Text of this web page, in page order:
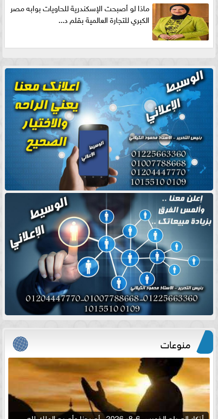
ماذا لو أصبحت الإسكندرية للحاويات بوابه مصر
الكبري للتجارة العالمية بقلم د...
منوعات